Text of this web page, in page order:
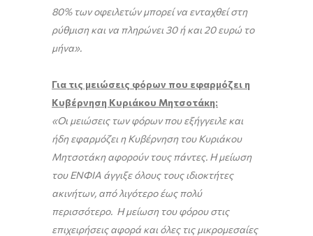
80% των οφειλετών μπορεί να ενταχθεί στη
ρύθμιση και να πληρώνει 30 ή και 20 ευρώ το
μήνα».
Για τις μειώσεις φόρων που εφαρμόζει η
Κυβέρνηση Κυριάκου Μητσοτάκη:
«Οι μειώσεις των φόρων που εξήγγειλε και
ήδη εφαρμόζει η Κυβέρνηση του Κυριάκου
Μητσοτάκη αφορούν τους πάντες. Η μείωση
του ΕΝΦΙΑ άγγιξε όλους τους ιδιοκτήτες
ακινήτων, από λιγότερο έως πολύ
περισσότερο. Η μείωση του φόρου στις
επιχειρήσεις αφορά και όλες τις μικρομεσαίες